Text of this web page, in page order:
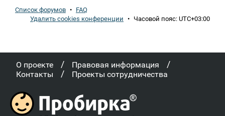
Список форумов • FAQ
Удалить cookies конференции • Часовой пояс: UTC+03:00
О проекте / Правовая информация /
Контакты / Проекты сотрудничества